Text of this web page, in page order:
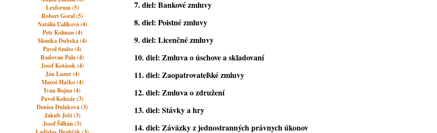
Lexforum (5)
Robert Goral (5)
Natália Ľalíková (4)
Petr Kolman (4)
Monika Dubská (4)
Pavol Szabo (4)
Radovan Pala (4)
Josef Kotásek (4)
Ján Lazur (4)
Maroš Hačko (4)
Ivan Bojna (4)
Pavol Kolesár (3)
Denisa Dulaková (3)
Jakub Jošt (3)
Josef Šilhán (3)
7.diel: Bankové zmluvy
8.diel: Poistné zmluvy
9.diel: Licenčné zmluvy
10.diel: Zmluva o úschove a skladovaní
11.diel: Zaopatrovateľské zmluvy
12.diel: Zmluva o združení
13.diel: Stávky a hry
14.diel: Záväzky z jednostranných právnych úkonov